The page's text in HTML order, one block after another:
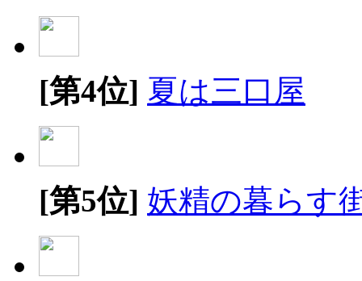
[第4位] 夏は三口屋
[第5位] 妖精の暮らす